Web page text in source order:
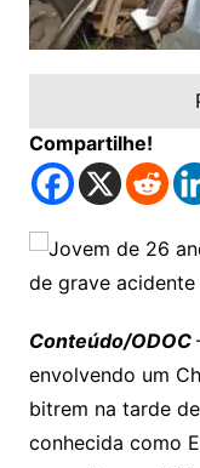
Compartilhe!
Conteúdo/ODOC
envolvendo um
bitrem na tarde
conhecida como